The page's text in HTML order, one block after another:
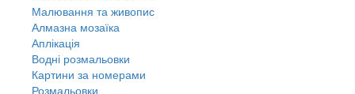
Малювання та живопис
Алмазна мозаїка
Аплікація
Водні розмальовки
Картини за номерами
Розмальовки